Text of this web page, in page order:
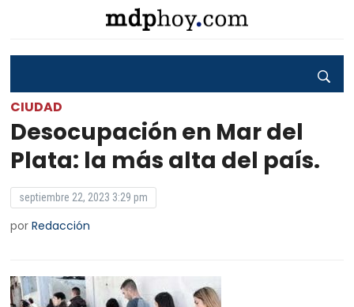
CIUDAD
Desocupación en Mar del
Plata: la más alta del país.
septiembre 22, 2023 3:29 pm
porRedacción